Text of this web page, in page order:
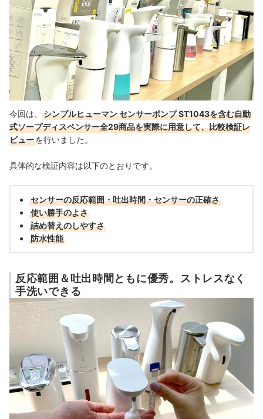
今回は、
シンプルヒューマン センサーポンプ ST1043を含む自動
式ソープディスペンサー全29商品を実際に用意して、比較検証レ
ビューを行いました。
具体的な検証内容は以下のとおりです。
センサーの反応範囲・吐出時間・センサーの正確さ
使い勝手のよさ
詰め替えのしやすさ
防水性能
反応範囲＆吐出時間ともに優秀。ストレスなく
手洗いできる